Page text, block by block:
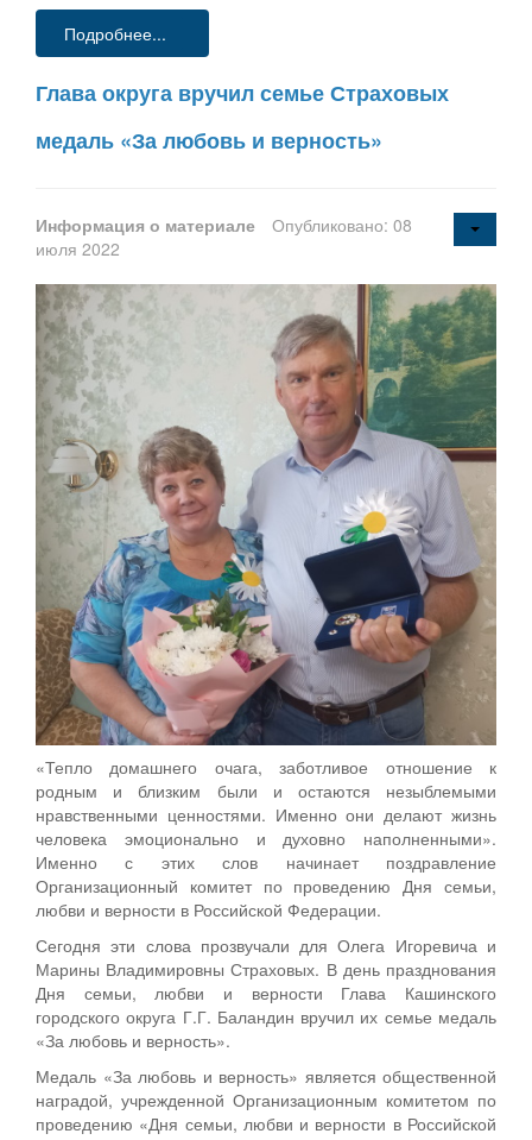
Подробнее...
Глава округа вручил семье Страховых
медаль «За любовь и верность»
Информация о материале
Опубликовано: 08
июля 2022
«Тепло домашнего очага, заботливое отношение к
родным и близким были и остаются незыблемыми
нравственными ценностями. Именно они делают жизнь
человека эмоционально и духовно наполненными».
Именно с этих слов начинает поздравление
Организационный комитет по проведению Дня семьи,
любви и верности в Российской Федерации.
Сегодня эти слова прозвучали для Олега Игоревича и
Марины Владимировны Страховых. В день празднования
Дня семьи, любви и верности Глава Кашинского
городского округа Г.Г. Баландин вручил их семье медаль
«За любовь и верность».
Медаль «За любовь и верность» является общественной
наградой, учрежденной Организационным комитетом по
проведению «Дня семьи, любви и верности в Российской